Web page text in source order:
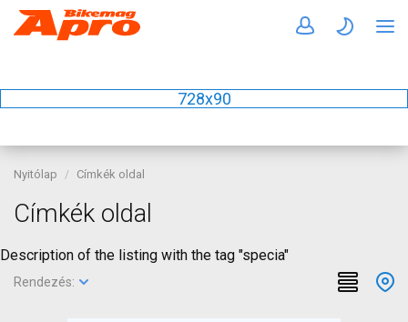
728x90
Nyitólap Címkék oldal
Címkék oldal
Description of the listing with the tag "specia"
Rendezés: